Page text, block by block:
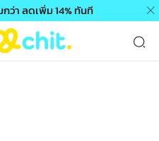
ว่า ลดเพิ่ม 14% ทันที